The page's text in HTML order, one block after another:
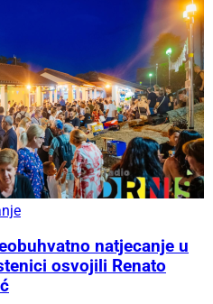
natjecanje u
osvojili Renato